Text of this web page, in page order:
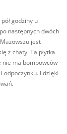
pół godziny u
następnych dwóch
jest
z chaty. Ta płytka
ma bombowców
I dzięki